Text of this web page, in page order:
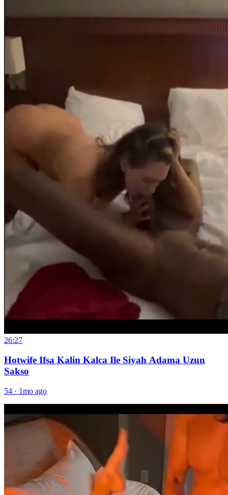
26:27
Hotwife Ifsa Kalin Kalca Ile Siyah Adama Uzun
Sakso
54 · 1mo ago